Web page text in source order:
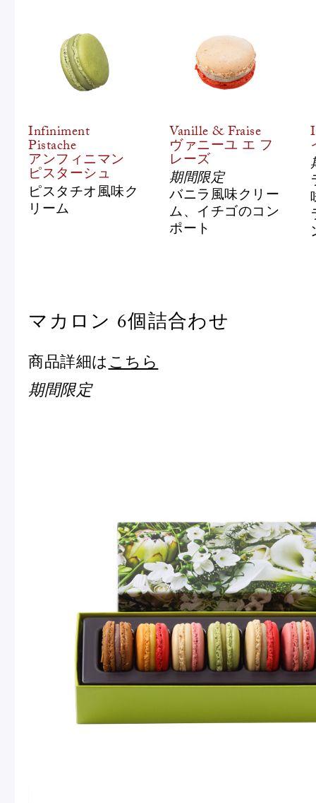
フルーツとヨーグルトのマカ
ロン
「ヴルーテ」販売のお知らせ
＜麻布台ヒ
催事出店の
Notre Maison
ピエール・エルメについて
国内ブティック一覧 海外ブ
ガイド
ログイン
ショッピングバッグ
Infiniment
Pistache
アンフィニマン
ピスターシュ
ピスタチオ風味ク
リーム
Vanille & Fraise
ヴァニーユ エ フ
レーズ
期間限定
バニラ風味クリー
ム、イチゴのコン
ポート
マカロン 6個詰合わせ
商品詳細は こちら
期間限定